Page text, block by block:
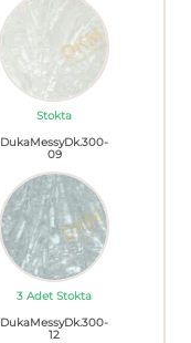
Stokta
DukaMessyDk.300-
09
3 Adet Stokta
DukaMessyDk.300-
12